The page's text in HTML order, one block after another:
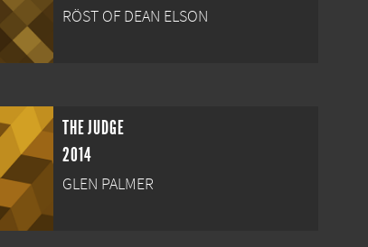
RÖST OF DEAN ELSON
THE JUDGE
2014
GLEN PALMER